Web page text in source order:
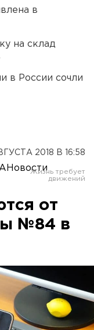
в
на склад
в России сочли
2018 В 16:58
от
№84 в